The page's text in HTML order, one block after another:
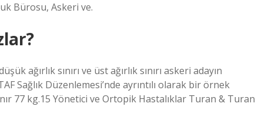
Bürosu, Askeri ve.
ağırlık sınırı ve üst ağırlık sınırı askeri adayın
Sağlık Düzenlemesi’nde ayrıntılı olarak bir örnek
77 kg.15 Yönetici ve Ortopik Hastalıklar Turan & Turan